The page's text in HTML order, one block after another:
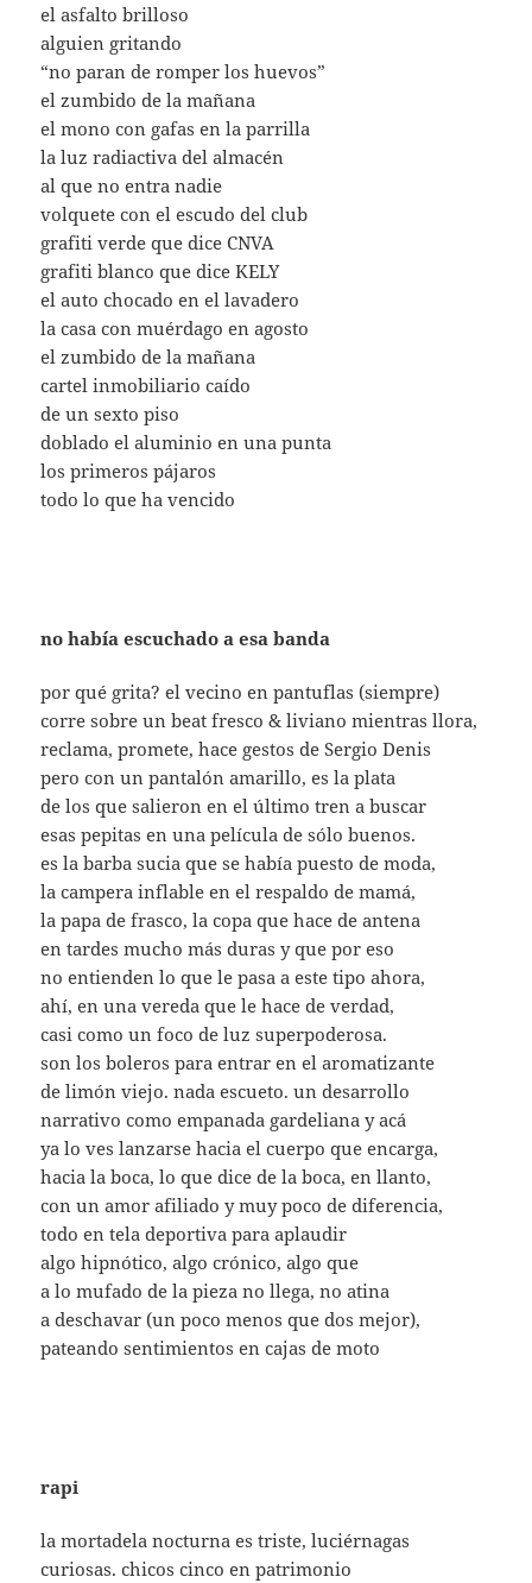
el asfalto brilloso
alguien gritando
“no paran de romper los huevos”
el zumbido de la mañana
el mono con gafas en la parrilla
la luz radiactiva del almacén
al que no entra nadie
volquete con el escudo del club
grafiti verde que dice CNVA
grafiti blanco que dice KELY
el auto chocado en el lavadero
la casa con muérdago en agosto
el zumbido de la mañana
cartel inmobiliario caído
de un sexto piso
doblado el aluminio en una punta
los primeros pájaros
todo lo que ha vencido
no había escuchado a esa banda
por qué grita? el vecino en pantuflas (siempre)
corre sobre un beat fresco & liviano mientras llora,
reclama, promete, hace gestos de Sergio Denis
pero con un pantalón amarillo, es la plata
de los que salieron en el último tren a buscar
esas pepitas en una película de sólo buenos.
es la barba sucia que se había puesto de moda,
la campera inflable en el respaldo de mamá,
la papa de frasco, la copa que hace de antena
en tardes mucho más duras y que por eso
no entienden lo que le pasa a este tipo ahora,
ahí, en una vereda que le hace de verdad,
casi como un foco de luz superpoderosa.
son los boleros para entrar en el aromatizante
de limón viejo. nada escueto. un desarrollo
narrativo como empanada gardeliana y acá
ya lo ves lanzarse hacia el cuerpo que encarga,
hacia la boca, lo que dice de la boca, en llanto,
con un amor afiliado y muy poco de diferencia,
todo en tela deportiva para aplaudir
algo hipnótico, algo crónico, algo que
a lo mufado de la pieza no llega, no atina
a deschavar (un poco menos que dos mejor),
pateando sentimientos en cajas de moto
rapi
la mortadela nocturna es triste, luciérnagas
curiosas. chicos cinco en patrimonio